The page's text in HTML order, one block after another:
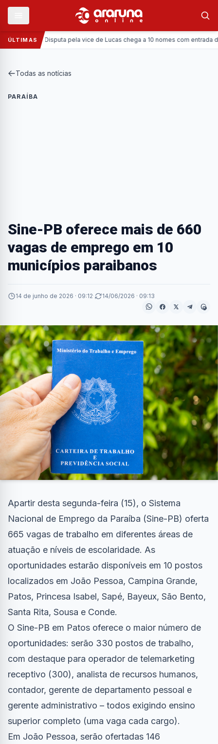
ÚLTIMAS
Política:Disputa pela vice de Lucas chega a 10 nomes com entrada da
Todas as notícias
PARAÍBA
Sine-PB oferece mais de 660
vagas de emprego em 10
municípios paraibanos
14 de junho de 2026 · 09:12· 14/06/2026 · 09:13
Apartir desta segunda-feira (15), o Sistema
Nacional de Emprego da Paraíba (Sine-PB) oferta
665 vagas de trabalho em diferentes áreas de
atuação e níveis de escolaridade. As
oportunidades estarão disponíveis em 10 postos
localizados em João Pessoa, Campina Grande,
Patos, Princesa Isabel, Sapé, Bayeux, São Bento,
Santa Rita, Sousa e Conde.
O Sine-PB em Patos oferece o maior número de
oportunidades: serão 330 postos de trabalho,
com destaque para operador de telemarketing
receptivo (300), analista de recursos humanos,
contador, gerente de departamento pessoal e
gerente administrativo – todos exigindo ensino
superior completo (uma vaga cada cargo).
Em João Pessoa, serão ofertadas 146